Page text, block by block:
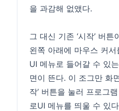
을 과감해 없앴다.
그 대신 기존 ‘시작’ 버
왼쪽 아래에 마우스 커
UI 메뉴로 들어갈 수 있
면이 뜬다. 이 조그만 화
작’ 버튼을 눌러 프로그
로UI 메뉴를 띄울 수 있